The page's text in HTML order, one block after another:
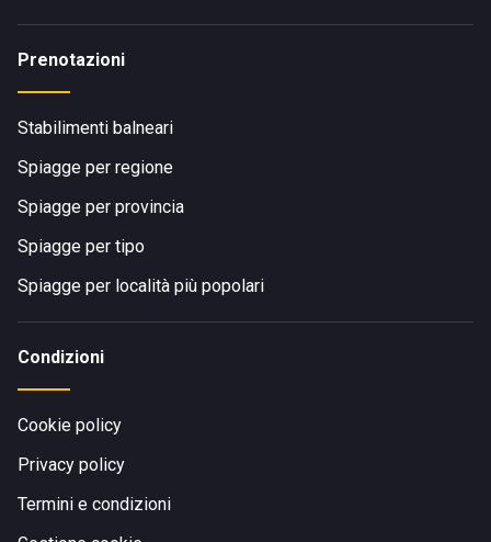
Prenotazioni
Stabilimenti balneari
Spiagge per regione
Spiagge per provincia
Spiagge per tipo
Spiagge per località più popolari
Condizioni
Cookie policy
Privacy policy
Termini e condizioni